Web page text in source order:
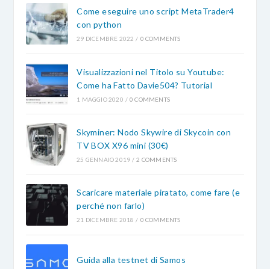
Come eseguire uno script MetaTrader4
con python
29 DICEMBRE 2022 / 0 COMMENTS
Visualizzazioni nel Titolo su Youtube:
Come ha Fatto Davie504? Tutorial
1 MAGGIO 2020 / 0 COMMENTS
Skyminer: Nodo Skywire di Skycoin con
TV BOX X96 mini (30€)
25 GENNAIO 2019 / 2 COMMENTS
Scaricare materiale piratato, come fare (e
perché non farlo)
21 DICEMBRE 2018 / 0 COMMENTS
Guida alla testnet di Samos